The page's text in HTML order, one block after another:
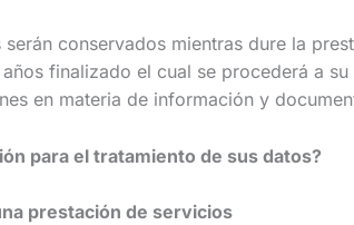
serán conservados mientras dure la
finalizado el cual se procederá a
en materia de información y
para el tratamiento de sus datos?
prestación de servicios